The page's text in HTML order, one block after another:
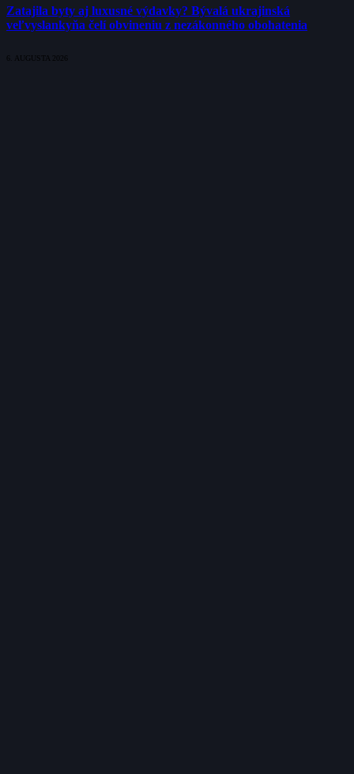
Zatajila byty aj luxusné výdavky? Bývalá ukrajinská
veľvyslankyňa čelí obvineniu z nezákonného obohatenia
6. AUGUSTA 2026